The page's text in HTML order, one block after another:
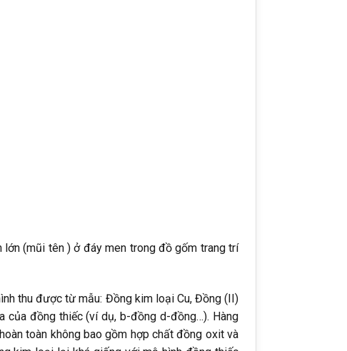
(mũi tên ) ở đáy men trong đồ gốm trang trí
thu được từ mẫu: Đồng kim loại Cu, Đồng (II)
đồng thiếc (ví dụ, b-đồng d-đồng…). Hàng
toàn không bao gồm hợp chất đồng oxit và